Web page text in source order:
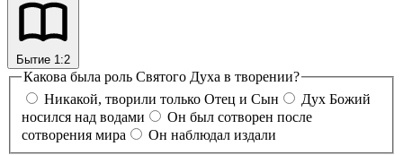
Бытие 1:2
Какова была роль Святого Духа в творении?
Никакой, творили только Отец и Сын
Дух Божий
носился над водами
Он был сотворен после
сотворения мира
Он наблюдал издали